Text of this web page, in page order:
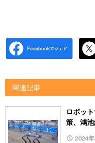
関連記事
ロボッ
策、鴻
2024